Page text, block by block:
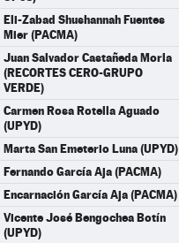
Eli-Zabad Shushannah Fuentes
Mier (PACMA)
Juan Salvador Castañeda Morla
(RECORTES CERO-GRUPO
VERDE)
Carmen Rosa Rotella Aguado
(UPYD)
Marta San Emeterio Luna (UPYD)
Fernando García Aja (PACMA)
Encarnación García Aja (PACMA)
Vicente José Bengochea Botín
(UPYD)